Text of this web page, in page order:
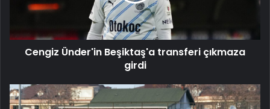
Cengiz Ünder'in Beşiktaş'a transferi çıkmaza
girdi
Galatasaray,
Ajax